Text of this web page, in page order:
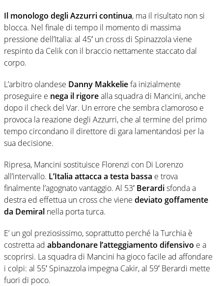
Il monologo degli Azzurri continua, ma il risultato non si
blocca. Nel finale di tempo il momento di massima
pressione dell’Italia: al 45′ un cross di Spinazzola viene
respinto da Celik con il braccio nettamente staccato dal
corpo.
L’arbitro olandese Danny Makkeliefa inizialmente
proseguire e nega il rigorealla squadra di Mancini, anche
dopo il check del Var. Un errore che sembra clamoroso e
provoca la reazione degli Azzurri, che al termine del primo
tempo circondano il direttore di gara lamentandosi per la
sua decisione.
Ripresa, Mancini sostituisce Florenzi con Di Lorenzo
all’intervallo. L’Italia attacca a testa bassa e trova
finalmente l’agognato vantaggio. Al 53′ Berardisfonda a
destra ed effettua un cross che viene deviato goffamente
da Demiral nella porta turca.
E’ un gol preziosissimo, soprattutto perché la Turchia è
costretta ad abbandonare l’atteggiamento difensivo e a
scoprirsi. La squadra di Mancini ha gioco facile ad affondare
i colpi: al 55′ Spinazzola impegna Cakir, al 59′ Berardi mette
fuori di poco.